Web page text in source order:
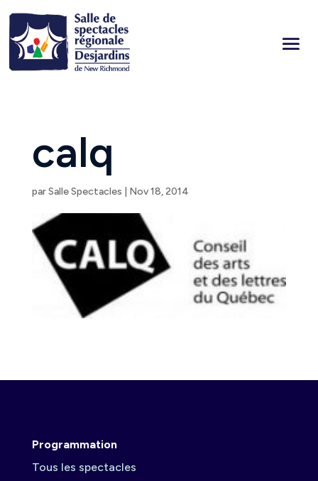
calq
parSalle Spectacles Nov 18, 2014
Programmation
Tous les spectacles